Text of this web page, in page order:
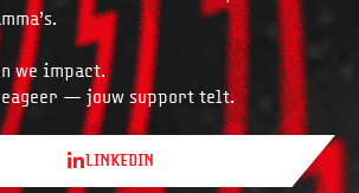
we impact.
— jouw support telt.
LINKEDIN